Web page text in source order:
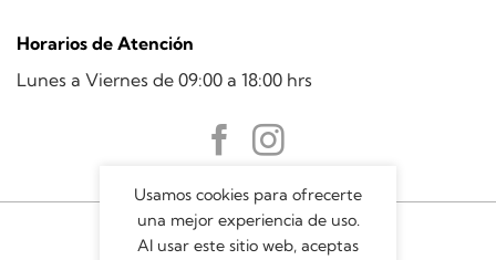
Horarios de Atención
Lunes a Viernes de 09:00 a 18:00 hrs
Usamos cookies para ofrecerte
una mejor experiencia de uso.
Al usar este sitio web, aceptas